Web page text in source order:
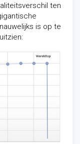
ten
is op te